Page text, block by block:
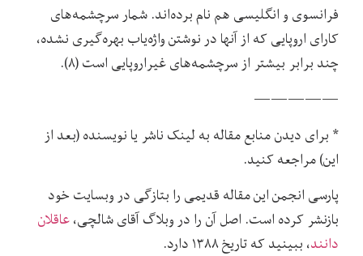
فرانسوی و انگلیسی هم نام برده‌اند. شمار سرچشمه‌های
کارای اروپایی که از آنها در نوشتن واژه‌یاب بهره‌گیری نشده،
چند برابر بیشتر از سرچشمه‌های غیراروپایی است (۸).
—————
* برای دیدن منابع مقاله به لینک ناشر یا نویسنده (بعد از
این) مراجعه کنید.
پارسی انجمن این مقاله قدیمی را بتازگی در وبسایت خود
بازنشر کرده است. اصل آن را در وبلاگ آقای شالچی،عاقلان
دانند، ببینید که تاریخ ۱۳۸۸ دارد.